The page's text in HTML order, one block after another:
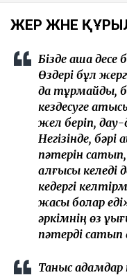
ЖЕР ЖӘНЕ
Бізде ақша
Өздері бұл
да тұрмайды,
кездесуге
жел беріп,
Негізінде,
пәтерін
алғысы келеді
кедергі
жақсы болар
әркімнің өз
пәтерді
Таныс адамдар